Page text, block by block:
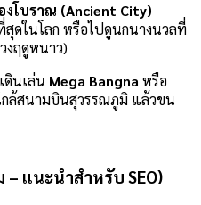
งโบราณ (Ancient City)
ในโลก หรือไปดูนกนางนวลที่
งฤดูหนาว)
ดินเล่น Mega Bangnaหรือ
ล้สนามบินสุวรรณภูมิ แล้วขน
– แนะนำสำหรับ SEO)